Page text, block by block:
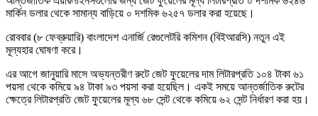
মার্কিন ডলার থেকে সামান্য বাড়িয়ে ০ দশমিক ৬২৫৭ ডলার করা হয়েছে।
রোববার (৮ ফেব্রুয়ারি) বাংলাদেশ এনার্জি রেগুলেটরি কমিশন (বিইআরসি) নতুন এই
মূল্যহার ঘোষণা করে।
এর আগে জানুয়ারি মাসে অভ্যন্তরীণ রুটে জেট ফুয়েলের দাম লিটারপ্রতি ১০৪ টাকা ৬১
পয়সা থেকে কমিয়ে ৯৪ টাকা ৯৩ পয়সা করা হয়েছিল। একই সময়ে আন্তর্জাতিক রুটের
ক্ষেত্রে লিটারপ্রতি জেট ফুয়েলের মূল্য ৬৮ সেন্ট থেকে কমিয়ে ৬২ সেন্ট নির্ধারণ করা হয়।